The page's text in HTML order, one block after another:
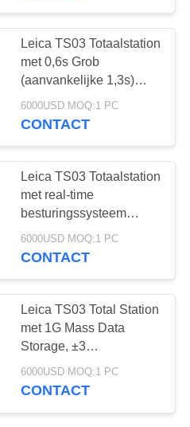
10
Leica TS03 Totaalstation
met 0,6s Grob
(aanvankelijke 1,3s)
Minimale
afleesvermogen
SD-kaart voor
landmeting
6000USD MOQ:1 PC
CONTACT
Leica TS03 Totaalstation
met real-time
besturingssysteem
500m afstand zonder
prisma en IP66-
6000USD MOQ:1 PC
CONTACT
Leica TS03 Total Station
met 1G Mass Data
Storage, ±3
boogminuten
nauwkeurigheid en IP66
6000USD MOQ:1 PC
CONTACT